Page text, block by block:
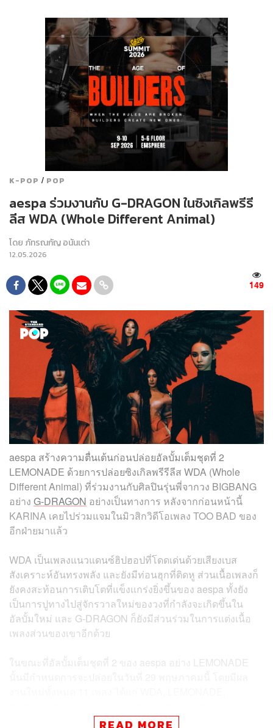
K-POP / POP
aespa ร่วมงานกับ G-DRAGON ในซิงเกิลพรีรี
ลีส WDA (Whole Different Animal)
โดย ภัทรณกัญ อนันเต่า
12.05.2026
149
aespa สร้างความตื่นเต้นก่อนปล่อยอัลบั้มเต็มชุดที่ 2
LEMONADE ด้วยการปล่อยซิงเกิลพรีรีลีส WDA (Whole
Different Animal) ที่ร่วมงานกับศิลปินรุ่นพี่จากวง BIGBANG
อย่าง G-DRAGON อย่างเป็นทางการ หลังจากก่อนหน้านี้
KARINA เคยไปร่วมแจมในมิวสิกวิดีโอเพลง TOO BAD ของ
อีกฝ่ายมาแล้ว
WDA เป็นเพลงแนวแดนซ์ฮิปฮอปที่โดดเด่นด้วยเสียงเบส
สังเคราะห์อันทรงพลัง และยังมีท่อนฮุกที่ติดหู​ ส่วนเนื้อเพลงก็
ยังคงสะท้อนการเติบโตที่แข็งแกร่งยิ่งขึ้นของ aespa ทั้งยัง
เป็นการปูทางไปสู่จักรวาลใหม่ของวงที่กำลังจะเกิดขึ้นใน
อัลบั้มใหม่ และ G-DRAGON ก็ยังมีส่วนร่วมในการแต่งเนื้อ
เพลงส่วนของเขาอีกด้วย
ในขณะที่อัลบั้มเต็มชุดที่ 2 ของ aespa อย่าง LEMONADE
Switchblade, Roll, My Plan, Til We Die และ LEMONADE
READ MORE